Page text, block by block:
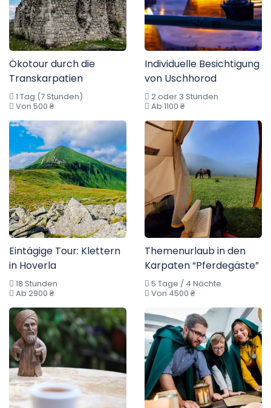
Ökotour durch die
Transkarpatien
1 Tag (7 Stunden)
Von 500 ₴
Individuelle Besichtigung
von Uschhorod
2 oder 3 Stunden
Ab 1100 ₴
Eintägige Tour: Klettern
in Hoverla
18 Stunden
Ab 2900 ₴
Themenurlaub in den
Karpaten “Pferdegäste”
5 Tage / 4 Nächte
Von 4500 ₴